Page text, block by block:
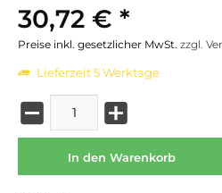
30,72 € *
Preise inkl. gesetzlicher MwSt. zzgl.
Lieferzeit 5 Werktage
In den Warenkorb